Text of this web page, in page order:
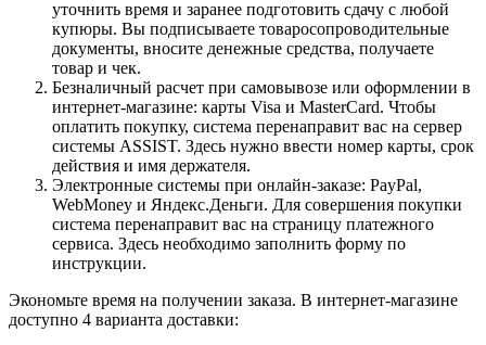
уточнить время и заранее подготовить сдачу с любой
купюры. Вы подписываете товаросопроводительные
документы, вносите денежные средства, получаете
товар и чек.
Безналичный расчет при самовывозе или оформлении в
интернет-магазине: карты Visa и MasterCard. Чтобы
оплатить покупку, система перенаправит вас на сервер
системы ASSIST. Здесь нужно ввести номер карты, срок
действия и имя держателя.
Электронные системы при онлайн-заказе: PayPal,
WebMoney и Яндекс.Деньги. Для совершения покупки
система перенаправит вас на страницу платежного
сервиса. Здесь необходимо заполнить форму по
инструкции.
Экономьте время на получении заказа. В интернет-магазине
доступно 4 варианта доставки: